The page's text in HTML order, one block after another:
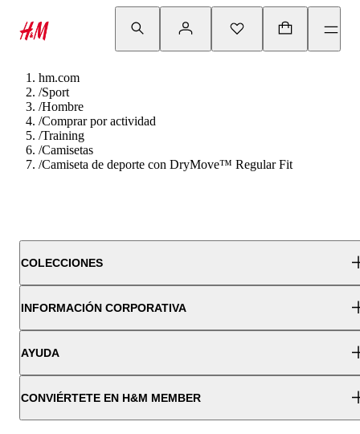
hm.com
/Sport
/Hombre
/Comprar por actividad
/Training
/Camisetas
/Camiseta de deporte con DryMove™ Regular Fit
COLECCIONES
INFORMACIÓN CORPORATIVA
AYUDA
CONVIÉRTETE EN H&M MEMBER